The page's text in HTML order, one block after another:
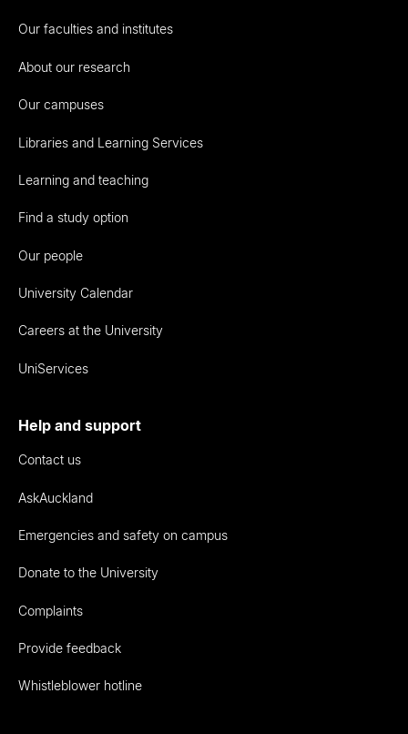
Our faculties and institutes
About our research
Our campuses
Libraries and Learning Services
Learning and teaching
Find a study option
Our people
University Calendar
Careers at the University
UniServices
Help and support
Contact us
AskAuckland
Emergencies and safety on campus
Donate to the University
Complaints
Provide feedback
Whistleblower hotline